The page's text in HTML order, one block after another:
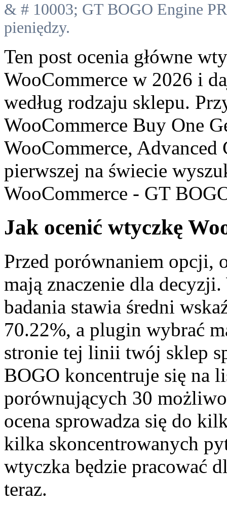
& # 10003; GT BOGO Engine
pieniędzy.
Ten post ocenia główne
WooCommerce w 2026 i
według rodzaju sklepu.
WooCommerce Buy One
WooCommerce, Advanced
pierwszej na świecie
WooCommerce - GT
Jak ocenić wtyczkę
Przed porównaniem opcji,
mają znaczenie dla
badania stawia średni
70.22%, a plugin wybrać
stronie tej linii twój sklep
BOGO koncentruje się na
porównujących 30
ocena sprowadza się do
kilka skoncentrowanych
wtyczka będzie pracować
teraz.